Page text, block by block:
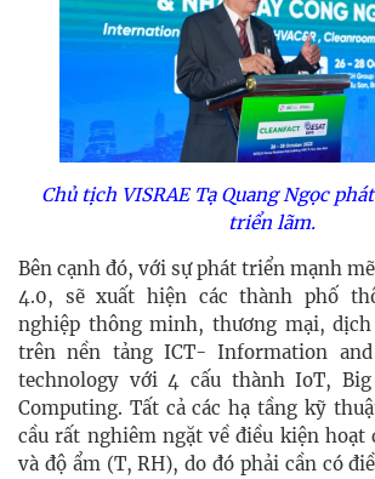
Chủ tịch VISRAE Tạ Quang Ngọc
triển lãm.
Bên cạnh đó, với sự phát triển mạnh
4.0, sẽ xuất hiện các thành phố
nghiệp thông minh, thương mại,
trên nền tảng ICT- Information and
technology với 4 cấu thành IoT, Big
Computing. Tất cả các hạ tầng kỹ
cầu rất nghiêm ngặt về điều kiện hoạt
và độ ẩm (T, RH), do đó phải cần có